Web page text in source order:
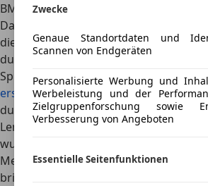
Zwecke
Genaue Standortdaten und
Scannen von Endgeräten
Personalisierte Werbung und
Werbeleistung und der
Zielgruppenforschung sowie
Verbesserung von Angeboten
Essentielle Seitenfunktionen
BMW
zeigt mit der „Neuen Klasse“
Das Panoramic iDrive projiziert
die gesamte Breite der Frontscheibe.
durch einen 17,9-Zoll-Mittelscreen.
Sprache oder klassische Tasten für
ersten Kennenlernen des iX3 zeigte
durchaus funktionieren, wenn man
Lenkrad gewöhnt hat. Und nein, die
wurde, im Vergleich zum Verbrenner-
Mercedesgeht einen etwas anderen
bringt die neueste MB.OS-Generation